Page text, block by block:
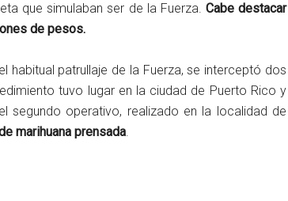
que simulaban ser de la Fuerza. Cabe destacar
de pesos.
habitual patrullaje de la Fuerza, se interceptó dos
tuvo lugar en la ciudad de Puerto Rico y
segundo operativo, realizado en la localidad de
marihuana prensada.